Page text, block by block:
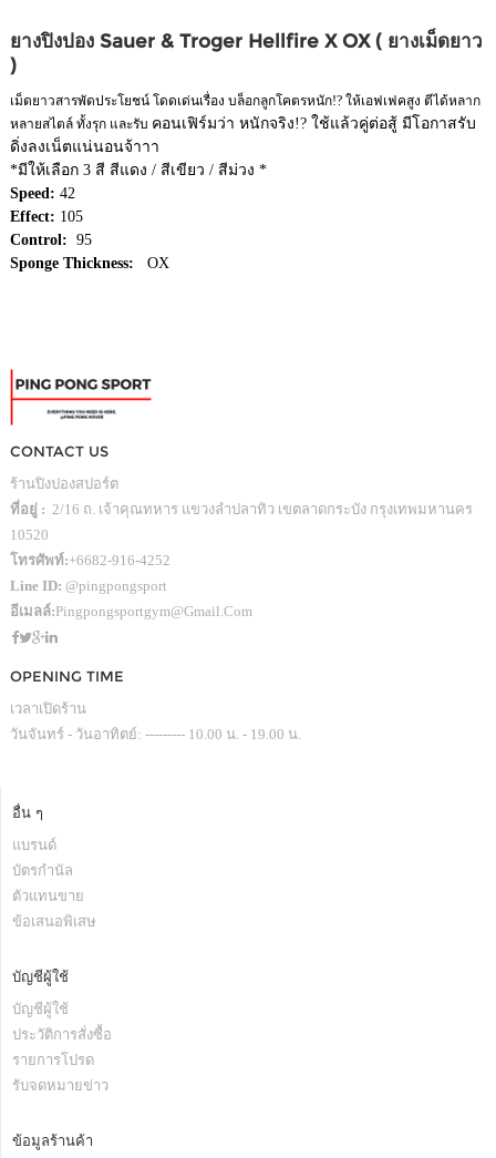
ยางปิงปอง Sauer & Troger Hellfire X OX ( ยางเม็ดยาว
)
เม็ดยาวสารพัดประโยชน์ โดดเด่นเรื่อง บล็อกลูกโคตรหนัก!? ให้เอฟเฟคสูง ตีได้หลาก
หลายสไตล์ ทั้งรุก และรับ คอนเฟิร์มว่า หนักจริง!? ใช้แล้วคู่ต่อสู้ มีโอกาสรับ
ดิ่งลงเน็ตแน่นอนจ้าาา
*มีให้เลือก 3 สี สีแดง / สีเขียว / สีม่วง *
Speed: 42
Effect: 105
Control: 95
Sponge Thickness: OX
CONTACT US
ร้านปิงปองสปอร์ต
ที่อยู่ : 2/16 ถ. เจ้าคุณทหาร แขวงลำปลาทิว เขตลาดกระบัง กรุงเทพมหานคร
10520
โทรศัพท์:+6682-916-4252
Line ID: @pingpongsport
อีเมลล์:Pingpongsportgym@gmail.com
OPENING TIME
เวลาเปิดร้าน
วันจันทร์ - วันอาทิตย์: --------- 10.00 น. - 19.00 น.
อื่น ๆ
แบรนด์
บัตรกำนัล
ตัวแทนขาย
ข้อเสนอพิเสษ
บัญชีผู้ใช้
บัญชีผู้ใช้
ประวัติการสั่งซื้อ
รายการโปรด
รับจดหมายข่าว
ข้อมูลร้านค้า